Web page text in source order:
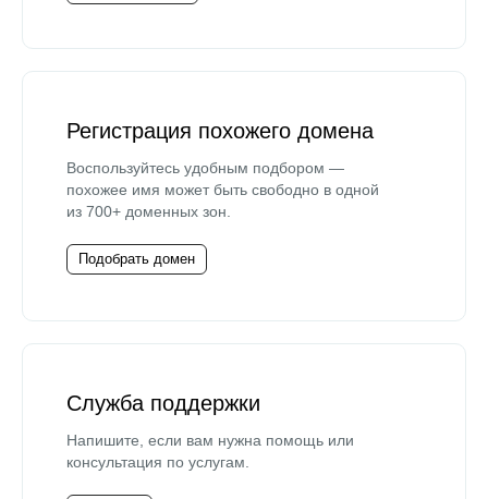
Регистрация похожего домена
Воспользуйтесь удобным подбором —
похожее имя может быть свободно в одной
из 700+ доменных зон.
Подобрать домен
Служба поддержки
Напишите, если вам нужна помощь или
консультация по услугам.